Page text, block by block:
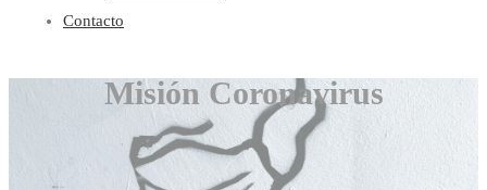
Contacto
Misión Coronavirus